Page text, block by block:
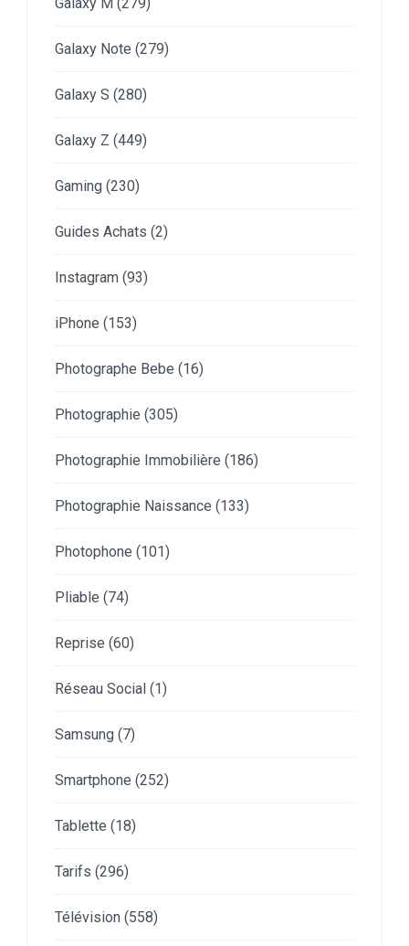
Galaxy Note (279)
Galaxy S (280)
Galaxy Z (449)
Gaming (230)
Guides Achats (2)
Instagram (93)
iPhone (153)
Photographe Bebe (16)
Photographie (305)
Photographie Immobilière (186)
Photographie Naissance (133)
Photophone (101)
Pliable (74)
Reprise (60)
Réseau Social (1)
Samsung (7)
Smartphone (252)
Tablette (18)
Tarifs (296)
Télévision (558)